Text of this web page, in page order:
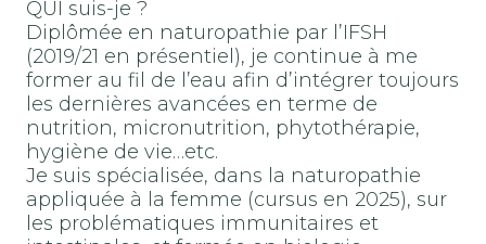
QUI suis-je ?
Diplômée en naturopathie par l’IFSH
(2019/21 en présentiel), je continue à me
former au fil de l’eau afin d’intégrer toujours
les dernières avancées en terme de
nutrition, micronutrition, phytothérapie,
hygiène de vie…etc.
Je suis spécialisée, dans la naturopathie
appliquée à la femme (cursus en 2025), sur
les problématiques immunitaires et